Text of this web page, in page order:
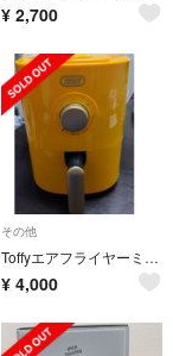
¥ 2,700
その他
Toffyエアフライヤーミニ〈1.2L〉
¥ 4,000